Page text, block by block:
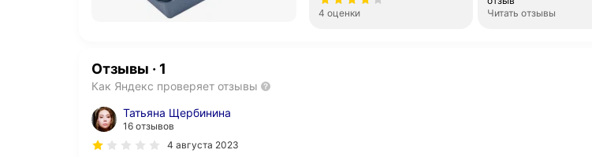
4 оценки
Читать отзывы
Отзывы · 1
Как Яндекс проверяет отзывы
Татьяна Щербинина
16 отзывов
4 августа 2023